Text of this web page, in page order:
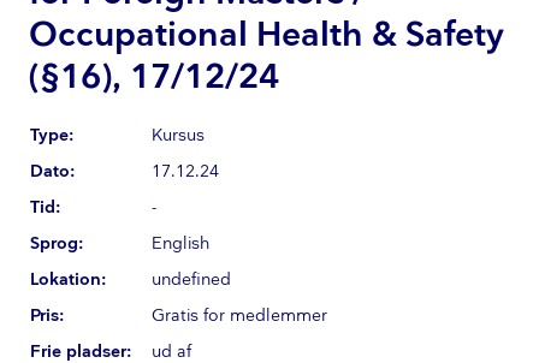
Occupational Health & Safety
(§16), 17/12/24
Type:
Kursus
Dato:
17.12.24
Tid:
-
Sprog:
English
Lokation:
undefined
Pris:
Gratis for medlemmer
Frie pladser:
ud af